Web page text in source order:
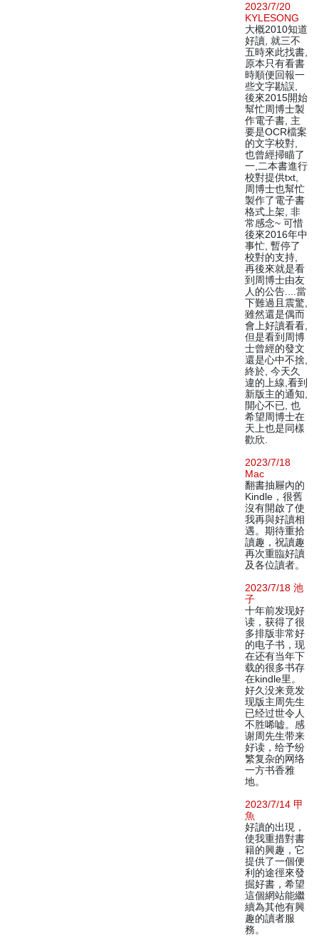
2023/7/20
KYLESONG
大概2010知道
好讀, 就三不
五時來此找書,
原本只有看書
時順便回報一
些文字勘誤,
後來2015開始
幫忙周博士製
作電子書, 主
要是OCR檔案
的文字校對,
也曾經掃瞄了
一,二本書進行
校對提供txt,
周博士也幫忙
製作了電子書
格式上架, 非
常感念~ 可惜
後來2016年中
事忙, 暫停了
校對的支持,
再後來就是看
到周博士由友
人的公告....當
下難過且震驚,
雖然還是偶而
會上好讀看看,
但是看到周博
士曾經的發文
還是心中不捨,
終於, 今天久
違的上線,看到
新版主的通知,
開心不已, 也
希望周博士在
天上也是同樣
歡欣.
2023/7/18
Mac
翻書抽屜內的
Kindle，很舊
沒有開啟了使
我再與好讀相
遇。期待重拾
讀趣，祝讀趣
再次重臨好讀
及各位讀者。
2023/7/18 池
子
十年前发现好
读，获得了很
多排版非常好
的电子书，现
在还有当年下
载的很多书存
在kindle里。
好久没来竟发
现版主周先生
已经过世令人
不胜唏嘘。感
谢周先生带来
好读，给予纷
繁复杂的网络
一方书香雅
地。
2023/7/14 甲
魚
好讀的出現，
使我重措對書
籍的興趣，它
提供了一個便
利的途徑來發
掘好書，希望
這個網站能繼
續為其他有興
趣的讀者服
務。